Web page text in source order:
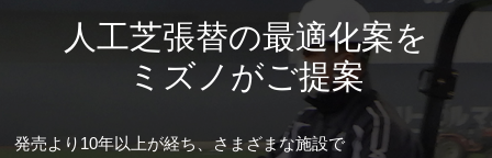
人工芝張替の最適化案を
ミズノがご提案
発売より10年以上が経ち、さまざまな施設で